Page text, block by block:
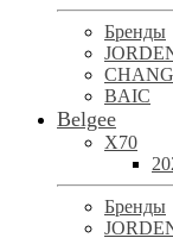
Бренды
BAIC
Belgee
X70
Бренды